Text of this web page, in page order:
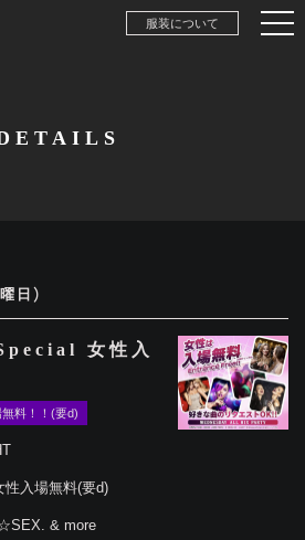
服装について
日)
女性入
料！！(要d)
性入場無料(要d)
& more